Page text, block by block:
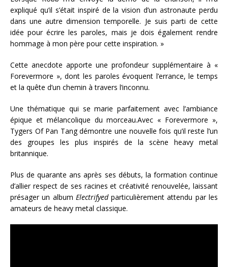
expliqué qu’il s’était inspiré de la vision d’un astronaute perdu
dans une autre dimension temporelle. Je suis parti de cette
idée pour écrire les paroles, mais je dois également rendre
hommage à mon père pour cette inspiration. »
Cette anecdote apporte une profondeur supplémentaire à «
Forevermore », dont les paroles évoquent l’errance, le temps
et la quête d’un chemin à travers l’inconnu.
Une thématique qui se marie parfaitement avec l’ambiance
épique et mélancolique du morceau.Avec « Forevermore »,
Tygers Of Pan Tang démontre une nouvelle fois qu’il reste l’un
des groupes les plus inspirés de la scène heavy metal
britannique.
Plus de quarante ans après ses débuts, la formation continue
d’allier respect de ses racines et créativité renouvelée, laissant
présager un album Electrifyedparticulièrement attendu par les
amateurs de heavy metal classique.